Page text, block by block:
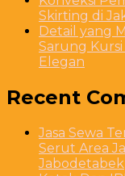
Skirting di
Detail yang
Sarung
Elegan
Recent
Jasa Sewa
Serut Area
Jabodetabek